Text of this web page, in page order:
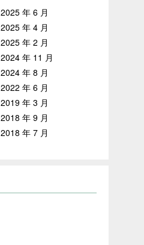
2025 年 6 月
2025 年 4 月
2025 年 2 月
2024 年 11 月
2024 年 8 月
2022 年 6 月
2019 年 3 月
2018 年 9 月
2018 年 7 月